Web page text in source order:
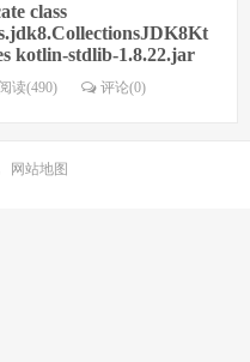
class
kotlin-stdlib-1.8.22.jar
阅读(490) 评论(0)
网站地图